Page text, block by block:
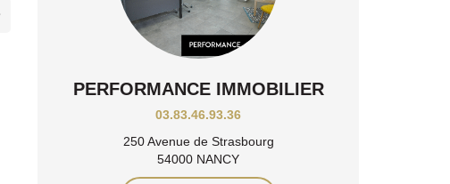
PERFORMANCE IMMOBILIER
03.83.46.93.36
250 Avenue de Strasbourg
54000 NANCY